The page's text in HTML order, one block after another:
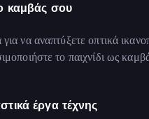
καμβάς σου
να αναπτύξετε οπτικά
το παιχνίδι ως
έργα τέχνης